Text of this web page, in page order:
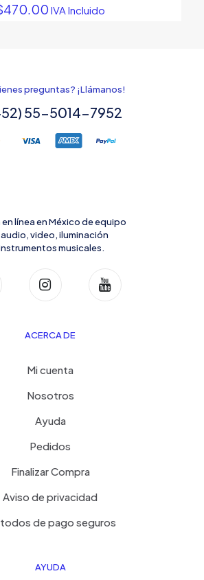
470.00 IVA Incluido
preguntas? ¡Llámanos!
55-5014-7952
línea en México de equipo
video, iluminación
musicales.
ACERCA DE
Mi cuenta
Nosotros
Ayuda
Pedidos
Finalizar Compra
Aviso de privacidad
de pago seguros
AYUDA